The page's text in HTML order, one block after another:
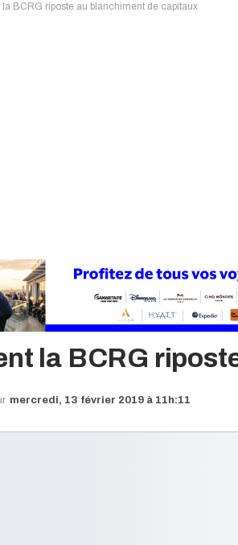
BCRG riposte au blanchiment de capitaux
la BCRG
mercredi, 13 février 2019 à 11h:11